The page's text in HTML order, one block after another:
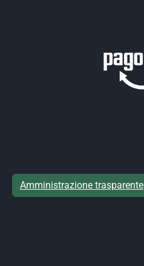
Amministrazione trasparente